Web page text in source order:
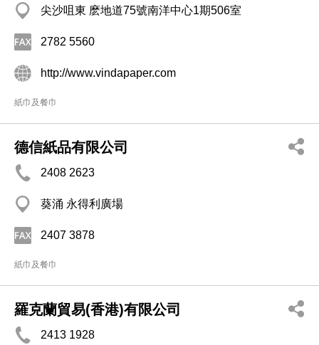
尖沙咀東 麽地道75號南洋中心1期506室
2782 5560
http://www.vindapaper.com
紙巾及餐巾
德信紙品有限公司
2408 2623
葵涌 永得利廣場
2407 3878
紙巾及餐巾
羅克蘭貿易(香港)有限公司
2413 1928